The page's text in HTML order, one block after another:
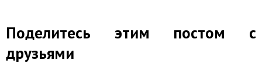
Поделитесь этим постом с
друзьями